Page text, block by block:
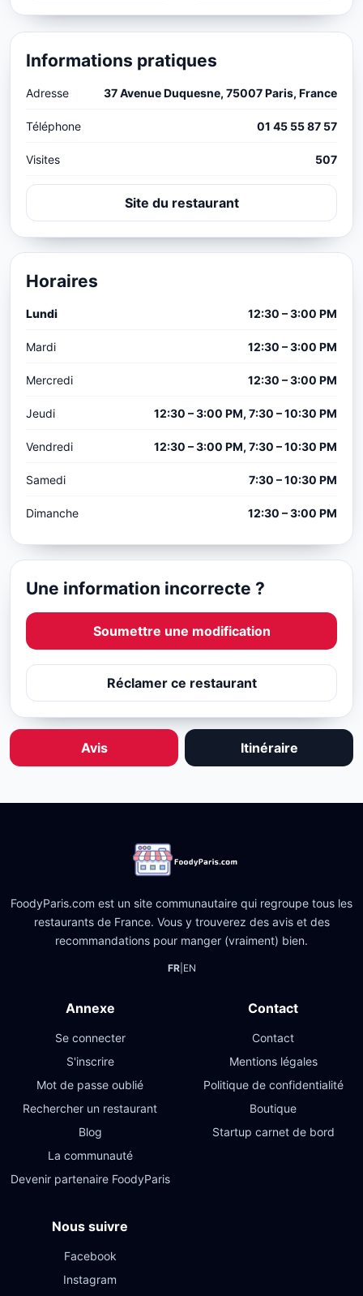
Informations pratiques
Adresse 37 Avenue Duquesne, 75007 Paris, France
Téléphone 01 45 55 87 57
Visites 507
Site du restaurant
Horaires
Lundi 12:30 – 3:00 PM
Mardi 12:30 – 3:00 PM
Mercredi 12:30 – 3:00 PM
Jeudi 12:30 – 3:00 PM, 7:30 – 10:30 PM
Vendredi 12:30 – 3:00 PM, 7:30 – 10:30 PM
Samedi 7:30 – 10:30 PM
Dimanche 12:30 – 3:00 PM
Une information incorrecte ?
Soumettre une modification
Réclamer ce restaurant
Avis Itinéraire
FoodyParis.com est un site communautaire qui regroupe tous les
restaurants de France. Vous y trouverez des avis et des
recommandations pour manger (vraiment) bien.
FR| EN
Annexe
Se connecter
S'inscrire
Mot de passe oublié
Rechercher un restaurant
Blog
La communauté
Devenir partenaire FoodyParis
Contact
Contact
Mentions légales
Politique de confidentialité
Boutique
Startup carnet de bord
Nous suivre
Facebook
Instagram